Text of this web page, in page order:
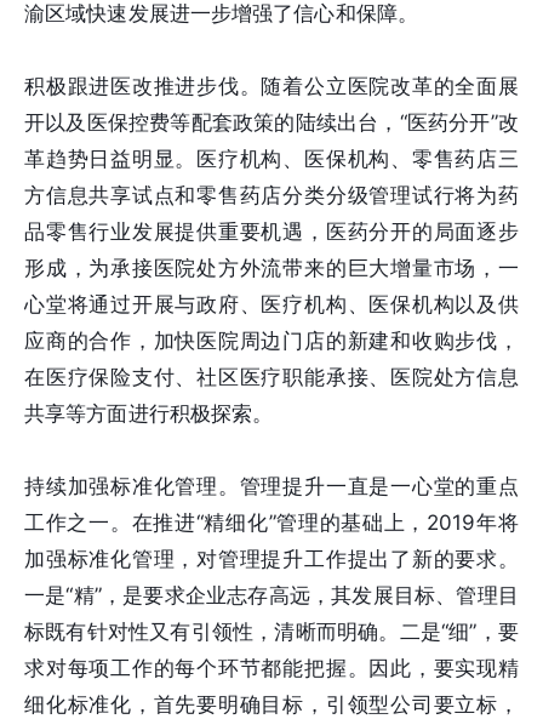
渝区域快速发展进一步增强了信心和保障。
积极跟进医改推进步伐。随着公立医院改革的全面展
开以及医保控费等配套政策的陆续出台，“医药分开”改
革趋势日益明显。医疗机构、医保机构、零售药店三
方信息共享试点和零售药店分类分级管理试行将为药
品零售行业发展提供重要机遇，医药分开的局面逐步
形成，为承接医院处方外流带来的巨大增量市场，一
心堂将通过开展与政府、医疗机构、医保机构以及供
应商的合作，加快医院周边门店的新建和收购步伐，
在医疗保险支付、社区医疗职能承接、医院处方信息
共享等方面进行积极探索。
持续加强标准化管理。管理提升一直是一心堂的重点
工作之一。在推进“精细化”管理的基础上，2019年将
加强标准化管理，对管理提升工作提出了新的要求。
一是“精”，是要求企业志存高远，其发展目标、管理目
标既有针对性又有引领性，清晰而明确。二是“细”，要
求对每项工作的每个环节都能把握。因此，要实现精
细化标准化，首先要明确目标，引领型公司要立标，